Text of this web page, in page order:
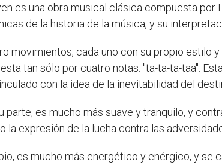
es una obra musical clásica compuesta
de la historia de la música, y su
movimientos, cada uno con su propio estilo
tan sólo por cuatro notas: "ta-ta-ta-taa".
con la idea de la inevitabilidad del
parte, es mucho más suave y tranquilo, y
la expresión de la lucha contra las
es mucho más energético y enérgico, y